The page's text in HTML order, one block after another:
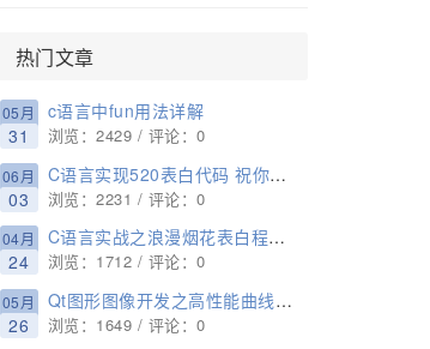
热门文章
05月
31
c语言中fun用法详解
浏览：2429 / 评论：0
06月
03
C语言实现520表白代码 祝你表白成功!
浏览：2231 / 评论：0
04月
24
C语言实战之浪漫烟花表白程序代码
浏览：1712 / 评论：0
05月
26
Qt图形图像开发之高性能曲线图模块QCustomplot库详细使用方法与实例(支持动、静曲线图)
浏览：1649 / 评论：0